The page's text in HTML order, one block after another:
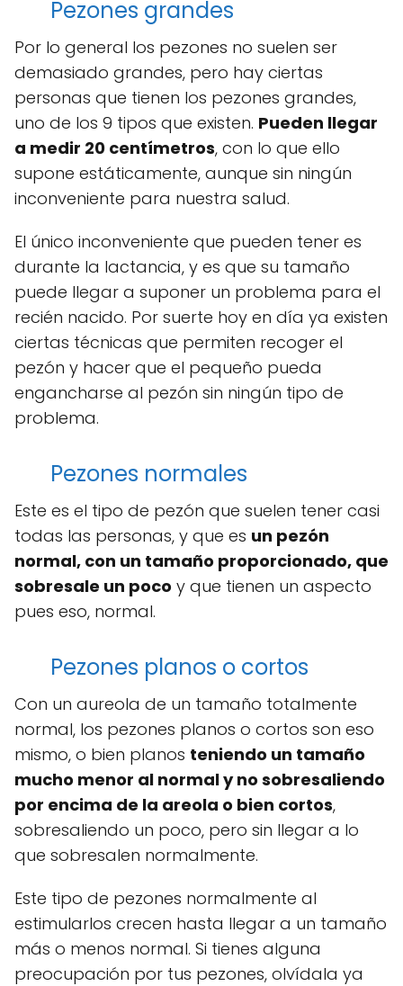
Pezones grandes
Por lo general los pezones no suelen ser
demasiado grandes, pero hay ciertas
personas que tienen los pezones grandes,
uno de los 9 tipos que existen. Pueden llegar
a medir 20 centímetros, con lo que ello
supone estáticamente, aunque sin ningún
inconveniente para nuestra salud.
El único inconveniente que pueden tener es
durante la lactancia, y es que su tamaño
puede llegar a suponer un problema para el
recién nacido. Por suerte hoy en día ya existen
ciertas técnicas que permiten recoger el
pezón y hacer que el pequeño pueda
engancharse al pezón sin ningún tipo de
problema.
Pezones normales
Este es el tipo de pezón que suelen tener casi
todas las personas, y que es un pezón
normal, con un tamaño proporcionado, que
sobresale un poco y que tienen un aspecto
pues eso, normal.
Pezones planos o cortos
Con un aureola de un tamaño totalmente
normal, los pezones planos o cortos son eso
mismo, o bien planos teniendo un tamaño
mucho menor al normal y no sobresaliendo
por encima de la areola o bien cortos,
sobresaliendo un poco, pero sin llegar a lo
que sobresalen normalmente.
Este tipo de pezones normalmente al
estimularlos crecen hasta llegar a un tamaño
más o menos normal. Si tienes alguna
preocupación por tus pezones, olvídala ya